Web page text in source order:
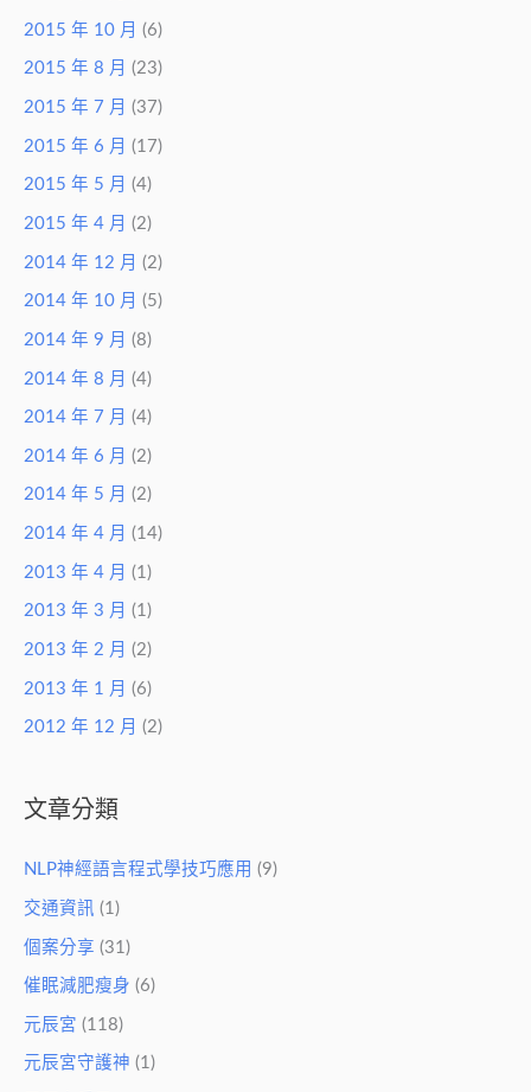
2015 年 10 月 (6)
2015 年 8 月 (23)
2015 年 7 月 (37)
2015 年 6 月 (17)
2015 年 5 月 (4)
2015 年 4 月 (2)
2014 年 12 月 (2)
2014 年 10 月 (5)
2014 年 9 月 (8)
2014 年 8 月 (4)
2014 年 7 月 (4)
2014 年 6 月 (2)
2014 年 5 月 (2)
2014 年 4 月 (14)
2013 年 4 月 (1)
2013 年 3 月 (1)
2013 年 2 月 (2)
2013 年 1 月 (6)
2012 年 12 月 (2)
文章分類
NLP神經語言程式學技巧應用 (9)
交通資訊 (1)
個案分享 (31)
催眠減肥瘦身 (6)
元辰宮 (118)
元辰宮守護神 (1)